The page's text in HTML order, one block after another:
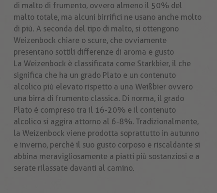
di malto di frumento, ovvero almeno il 50% del
malto totale, ma alcuni birrifici ne usano anche molto
di più. A seconda del tipo di malto, si ottengono
Weizenbock chiare o scure, che ovviamente
presentano sottili differenze di aroma e gusto
La Weizenbock è classificata come Starkbier, il che
significa che ha un grado Plato e un contenuto
alcolico più elevato rispetto a una Weißbier ovvero
una birra di frumento classica. Di norma, il grado
Plato è compreso tra il 16-20% e il contenuto
alcolico si aggira attorno al 6-8%. Tradizionalmente,
la Weizenbock viene prodotta soprattutto in autunno
e inverno, perché il suo gusto corposo e riscaldante si
abbina meravigliosamente a piatti più sostanziosi e a
serate rilassate davanti al camino.